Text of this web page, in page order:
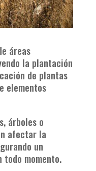
áreas
la plantación
de plantas
elementos
árboles o
afectar la
un
momento.